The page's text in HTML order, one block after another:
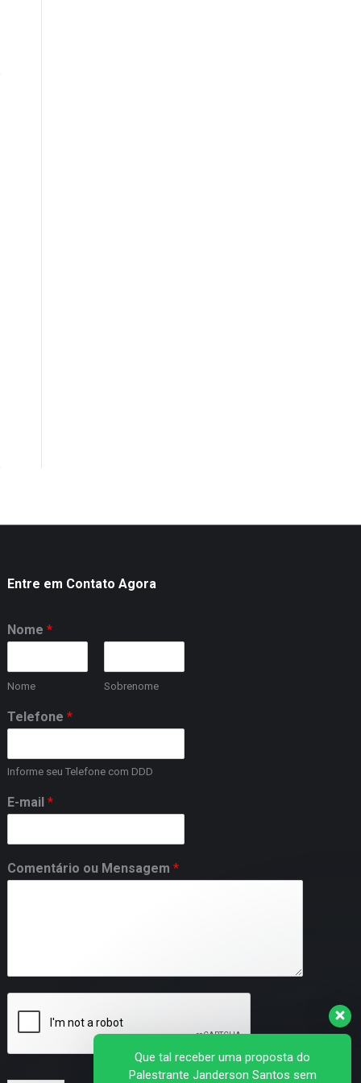
Entre em Contato Agora
Nome*
Nome Sobrenome
Telefone*
Informe seu Telefone com DDD
E-mail*
Comentário ou Mensagem*
Que tal receber uma proposta do
Palestrante Janderson Santos sem